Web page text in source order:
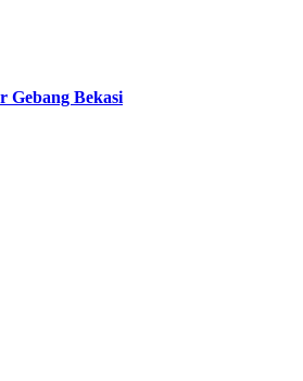
Gebang Bekasi